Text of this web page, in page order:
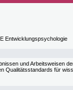
Entwicklungspsychologie
und Arbeitsweisen
Qualitätsstandards für